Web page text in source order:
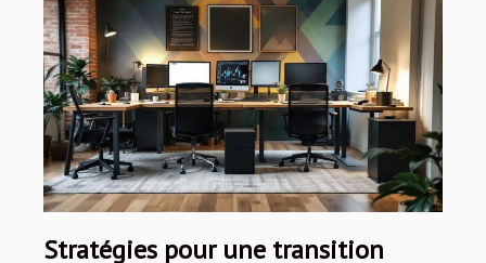
Stratégies pour une transition